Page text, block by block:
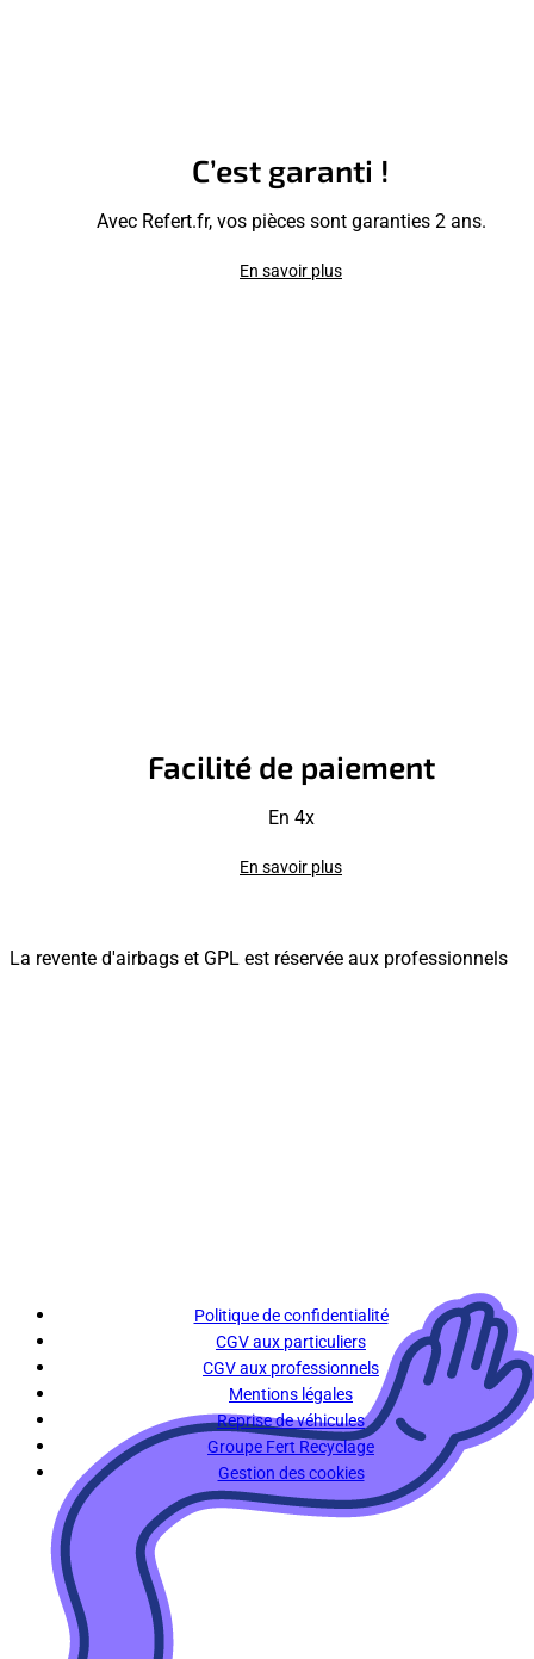
C’est garanti !
Avec Refert.fr, vos pièces sont garanties 2 ans.
En savoir plus
Facilité de paiement
En 4x
En savoir plus
La revente d'airbags et GPL est réservée aux professionnels
Politique de confidentialité
CGV aux particuliers
CGV aux professionnels
Mentions légales
Reprise de véhicules
Groupe Fert Recyclage
Gestion des cookies